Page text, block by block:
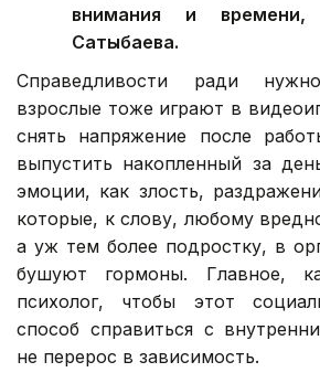
внимания и
Сатыбаева.
Справедливости ради
взрослые тоже играют в
снять напряжение после
выпустить накопленный за
эмоции, как злость,
которые, к слову, любому
а уж тем более подростку, в
бушуют гормоны. Главное,
психолог, чтобы этот
способ справиться с
не перерос в зависимость.